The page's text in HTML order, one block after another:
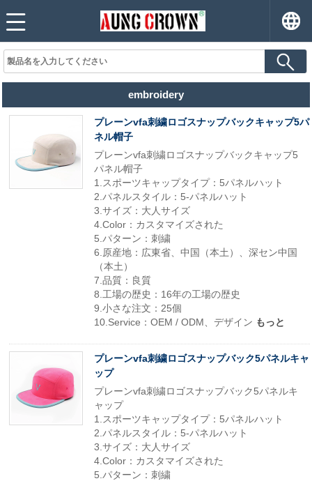
embroidery
プレーンvfa刺繍ロゴスナップバックキャップ5パ
ネル帽子
プレーンvfa刺繍ロゴスナップバックキャップ5
パネル帽子
1.スポーツキャップタイプ：5パネルハット
2.パネルスタイル：5-パネルハット
3.サイズ：大人サイズ
4.Color：カスタマイズされた
5.パターン：刺繍
6.原産地：広東省、中国（本土）、深セン中国
（本土）
7.品質：良質
8.工場の歴史：16年の工場の歴史
9.小さな注文：25個
10.Service：OEM / ODM、デザイン もっと
プレーンvfa刺繍ロゴスナップバック5パネルキャ
ップ
プレーンvfa刺繍ロゴスナップバック5パネルキ
ャップ
1.スポーツキャップタイプ：5パネルハット
2.パネルスタイル：5-パネルハット
3.サイズ：大人サイズ
4.Color：カスタマイズされた
5.パターン：刺繍